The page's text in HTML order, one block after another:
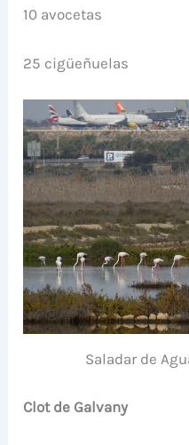
10 avocetas
25 cigüeñuelas
Saladar de
Clot de Galvany